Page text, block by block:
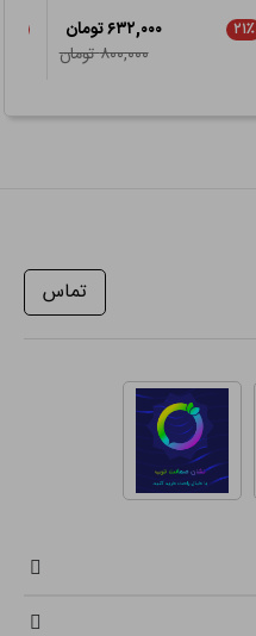
۲۱٪
۶۳۲,۰۰۰ تومان
۸۰۰,۰۰۰ تومان
تماس